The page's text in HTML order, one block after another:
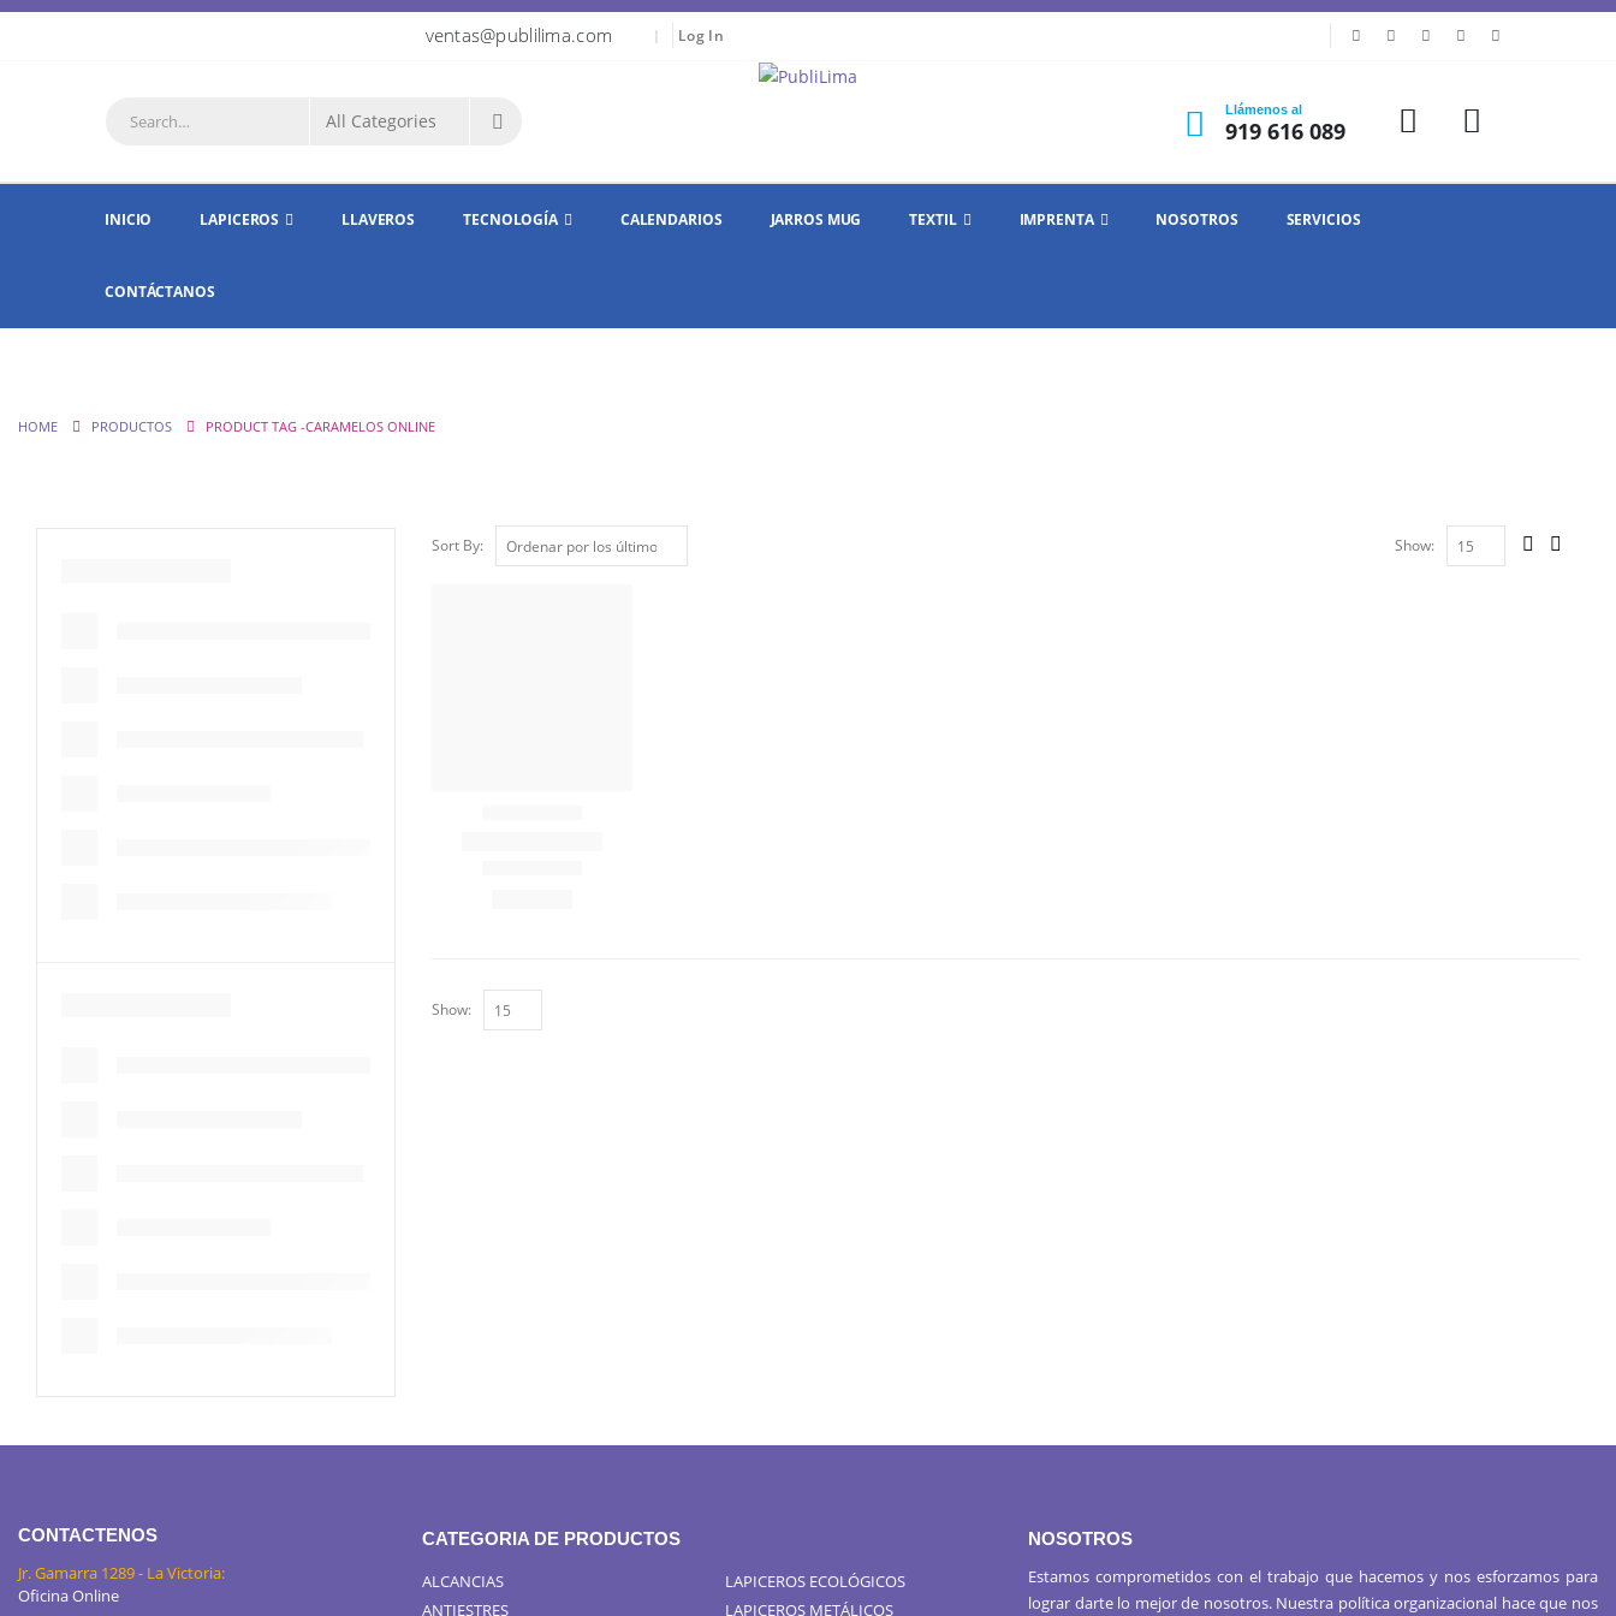
ventas@publilima.com | Log In
Llámenos al
919 616 089
INICIO LAPICEROS LLAVEROS TECNOLOGÍA CALENDARIOS JARROS MUG TEXTIL IMPRENTA NOSOTROS SERVICIOS
CONTÁCTANOS
HOME PRODUCTOS PRODUCT TAG -CARAMELOS ONLINE
Sort By: Show:
Show:
CONTACTENOS
Jr. Gamarra 1289 - La Victoria:
Oficina Online
CATEGORIA DE PRODUCTOS
ALCANCIAS
ANTIESTRES
LAPICEROS ECOLÓGICOS
LAPICEROS METÁLICOS
NOSOTROS
Estamos comprometidos con el trabajo que hacemos y nos esforzamos para
lograr darte lo mejor de nosotros. Nuestra política organizacional hace que nos